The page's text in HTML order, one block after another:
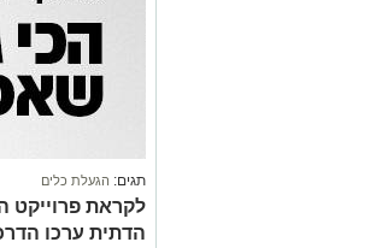
תגים: הגעלת כלים
לקראת פרוייקט
הדתית ערכו